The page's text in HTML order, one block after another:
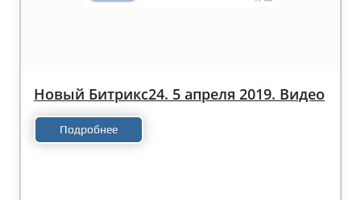
Новый Битрикс24. 5 апреля 2019. Видео
Подробнее